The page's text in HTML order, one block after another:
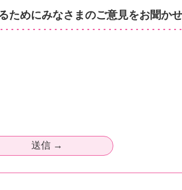
ためにみなさまのご意見をお聞か